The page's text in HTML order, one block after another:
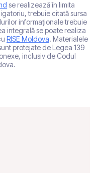
se realizează în limita
trebuie citată sursa
informaționale trebuie
integrală se poate realiza
RISE Moldova. Materialele
protejate de Legea 139
inclusiv de Codul